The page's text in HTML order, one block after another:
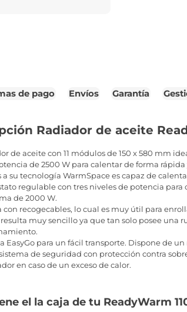
de pago Envíos Garantía
Radiador de aceite
de aceite con 11 módulos de 150 x 580 mm
de 2500 W para calentar de forma
a su tecnología WarmSpace es capaz de
regulable con tres niveles de potencia
de 2000 W.
con recogecables, lo cual es muy útil para
resulta muy sencillo ya que tan solo posee una
EasyGo para un fácil transporte. Dispone de
de seguridad con protección contra
en caso de un exceso de calor.
el la caja de tu ReadyWarm